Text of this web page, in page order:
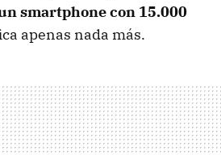
smartphone con 15.000
apenas nada más.